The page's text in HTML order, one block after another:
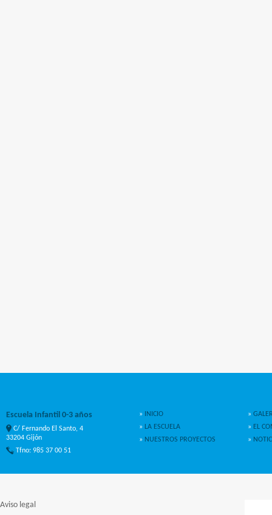
Escuela Infantil 0-3 años
C/ Fernando El Santo, 4
33204 Gijón
Tfno: 985 37 00 51
» INICIO
» LA ESCUELA
» NUESTROS PROYECTOS
»
» EL
»
Aviso legal